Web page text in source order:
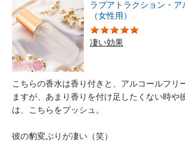
ラブアトラクション・ア
（女性用）
凄い効果
こちらの香水は香り付きと、アルコールフリ
ますが、あまり香りを付け足したくない時や
は、こちらをプッシュ。
彼の豹変ぶりが凄い（笑）